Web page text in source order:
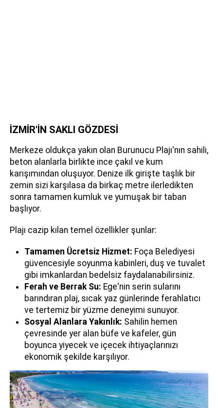
İZMİR'İN SAKLI GÖZDESİ
Merkeze oldukça yakın olan Burunucu Plajı'nın sahili,
beton alanlarla birlikte ince çakıl ve kum
karışımından oluşuyor. Denize ilk girişte taşlık bir
zemin sizi karşılasa da birkaç metre ilerledikten
sonra tamamen kumluk ve yumuşak bir taban
başlıyor.
Plajı cazip kılan temel özellikler şunlar:
Tamamen Ücretsiz Hizmet: Foça Belediyesi
güvencesiyle soyunma kabinleri, duş ve tuvalet
gibi imkanlardan bedelsiz faydalanabilirsiniz.
Ferah ve Berrak Su: Ege'nin serin sularını
barındıran plaj, sıcak yaz günlerinde ferahlatıcı
ve tertemiz bir yüzme deneyimi sunuyor.
Sosyal Alanlara Yakınlık: Sahilin hemen
çevresinde yer alan büfe ve kafeler, gün
boyunca yiyecek ve içecek ihtiyaçlarınızı
ekonomik şekilde karşılıyor.